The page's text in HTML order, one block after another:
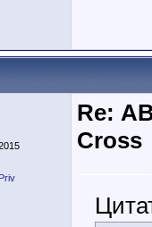
Re:
Cross